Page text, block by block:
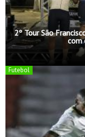
2º Tour São
com
Futebol